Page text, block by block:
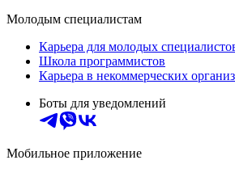
Молодым специалистам
Карьера для молодых
Школа программистов
Карьера в некоммерческих
Боты для уведомлений
Мобильное приложение